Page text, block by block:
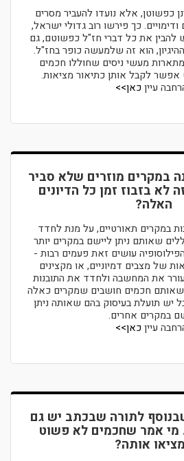
כפשוטן, אלא נועדו להעביר מסרים
כך פירשו רוב גדולי ישראל,
את כל דברי חז"ל כפשוטם, גם
הוא זה שלמעשה כופר בחז"ל.
מעשי ניסים שחוללו חכמים
אפשר לקבל אותן כתיאור מציאות.
עיין כאן>>
במקרים מוזרים שלא סביר
לא בזבוז זמן כל הדיונים
האלה?
במקרים תאורטיים, על מנת לחדד
שאותם ניתן ליישם במקרים יותר
עושים זאת פעמים רבות -
של מצבים דמיוניים, או מקצינים
את המחשבה ולחדד את התובנות
שאותם חכמים חושבים שמקרים כאלה
יש תועלת בעיסוק בהם שאותה ניתן
במקרים אחרים.
עיין כאן>>
לתורה שבכתב יש גם
אמר שחכמים לא פשוט
אותה?